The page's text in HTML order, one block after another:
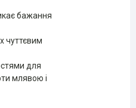
бажання
чуттєвим
для
млявою і